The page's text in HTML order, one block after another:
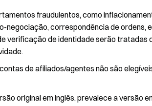
fraudulentos, como
negociação, correspondência de ordens,
verificação de identidade serão tratadas
de afiliados/agentes não são
original em inglês, prevalece a versão